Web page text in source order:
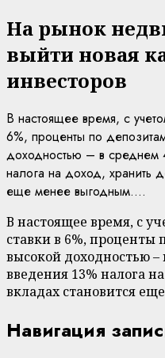
На рынок
выйти новая
инвесторов
В настоящее время, с
6%, проценты по
доходностью – в среднем
налога на доход, хранить
еще менее выгодным....
В настоящее время, с
ставки в 6%, проценты
высокой доходностью –
введения 13% налога
вкладах становится
Навигация